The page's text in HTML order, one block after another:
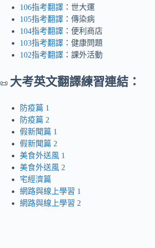
106指考翻譯 ：世大運
105指考翻譯 ：傳染病
104指考翻譯 ：便利商店
103指考翻譯 ：健康問題
102指考翻譯 ：課外活動
📜 大考英文翻譯練習連結：
防疫篇 1
防疫篇 2
假新聞篇 1
假新聞篇 2
美食外送風 1
美食外送風 2
宅經濟篇
網路與線上學習 1
網路與線上學習 2